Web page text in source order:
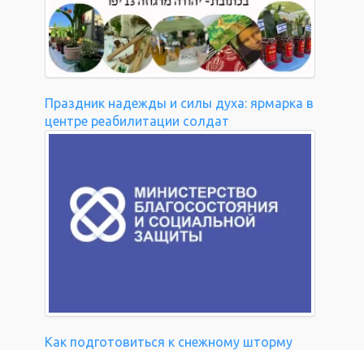
Праздник надежды и силы духа: ярмарка в
центре реабилитации солдат
Как подготовиться к снежному шторму